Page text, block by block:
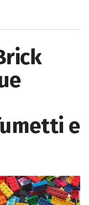
e